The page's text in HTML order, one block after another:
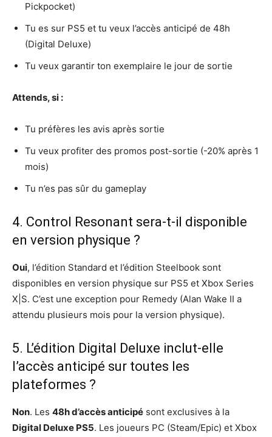
Pickpocket)
Tu es sur PS5 et tu veux l’accès anticipé de 48h
(Digital Deluxe)
Tu veux garantir ton exemplaire le jour de sortie
Attends, si :
Tu préfères les avis après sortie
Tu veux profiter des promos post-sortie (-20% après 1
mois)
Tu n’es pas sûr du gameplay
4. Control Resonant sera-t-il disponible
en version physique ?
Oui, l’édition Standard et l’édition Steelbook sont
disponibles en version physique sur PS5 et Xbox Series
X|S. C’est une exception pour Remedy (Alan Wake II a
attendu plusieurs mois pour la version physique).
5. L’édition Digital Deluxe inclut-elle
l’accès anticipé sur toutes les
plateformes ?
Non. Les 48h d’accès anticipé sont exclusives à la
Digital Deluxe PS5. Les joueurs PC (Steam/Epic) et Xbox